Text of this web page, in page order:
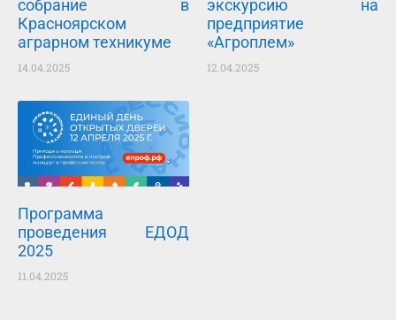
собрание в
Красноярском
аграрном техникуме
14.04.2025
экскурсию на
предприятие
«Агроплем»
12.04.2025
Программа
проведения ЕДОД
2025
11.04.2025